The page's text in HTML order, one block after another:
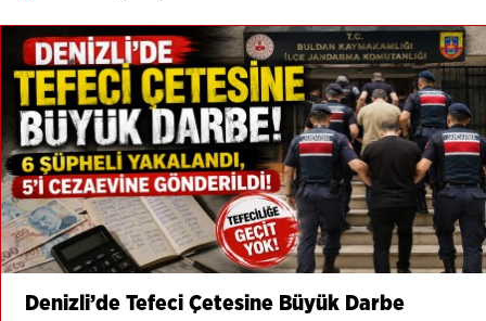
Denizli’de Tefeci Çetesine Büyük Darbe